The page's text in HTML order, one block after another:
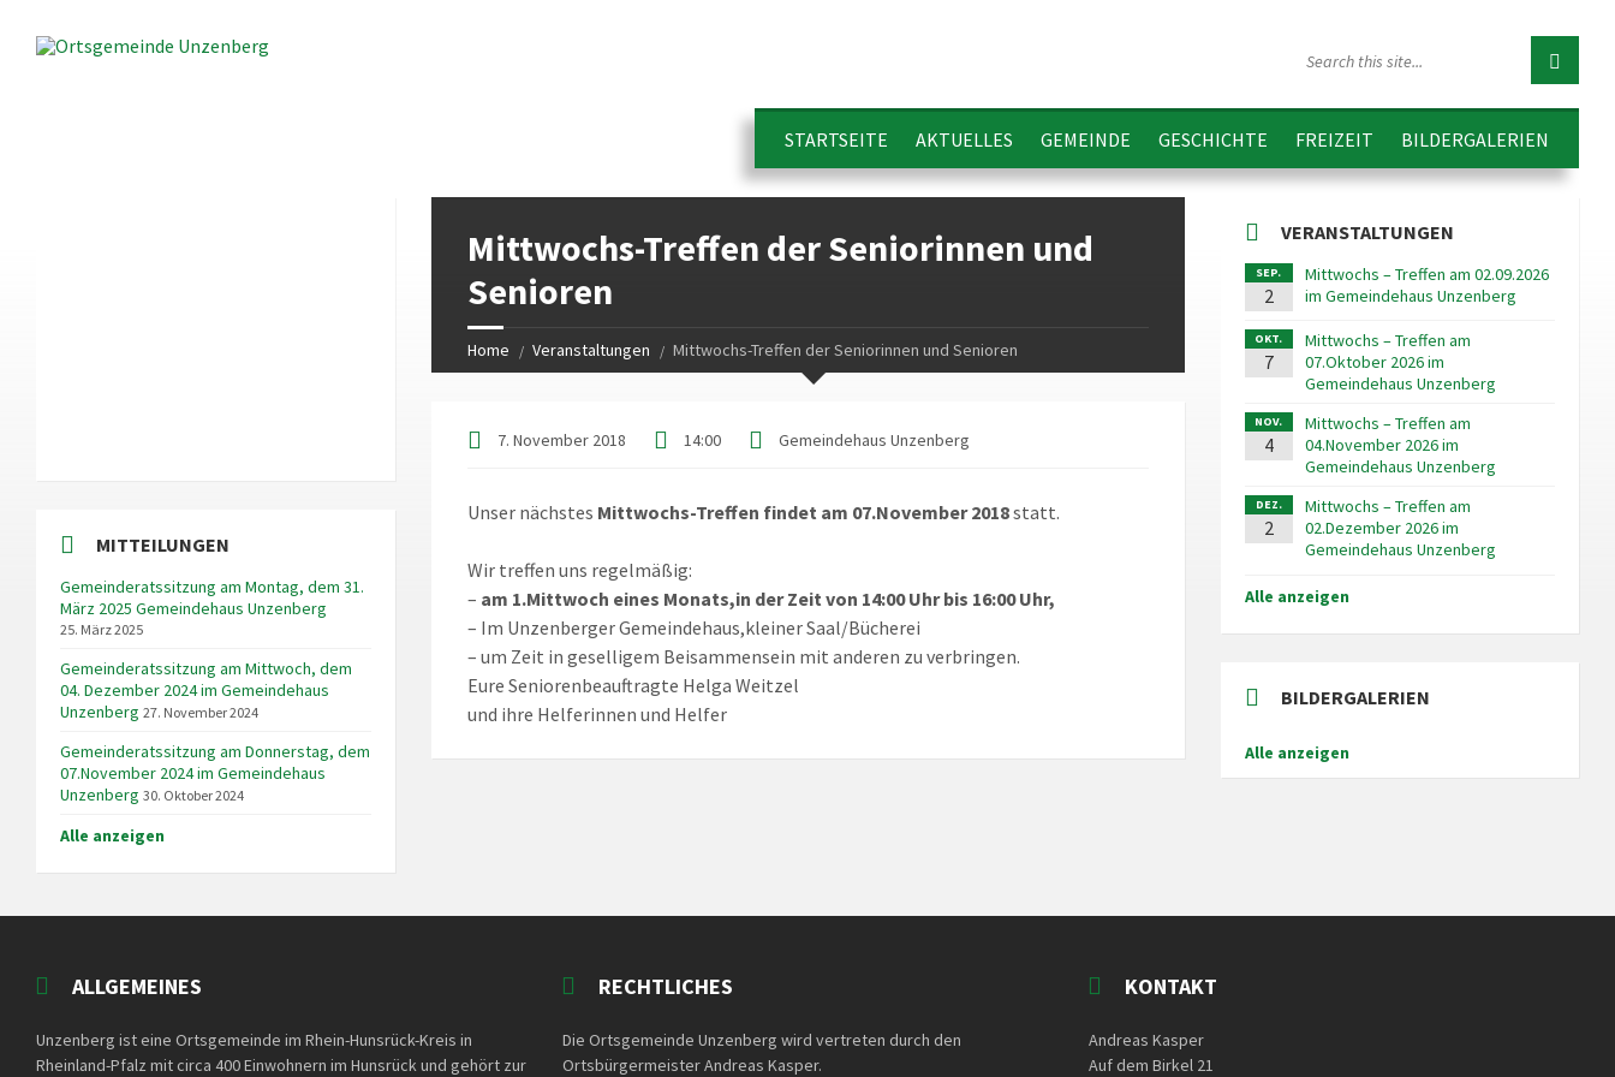
STARTSEITE AKTUELLES GEMEINDE GESCHICHTE FREIZEIT BILDERGALERIEN
Mittwochs-Treffen der Seniorinnen und
Senioren
Home Veranstaltungen Mittwochs-Treffen der Seniorinnen und Senioren
7. November 2018 14:00 Gemeindehaus Unzenberg
Unser nächstes Mittwochs-Treffen findet am 07.November 2018statt.
Wir treffen uns regelmäßig:
– am 1.Mittwoch eines Monats,in der Zeit von 14:00 Uhr bis 16:00 Uhr,
– Im Unzenberger Gemeindehaus,kleiner Saal/Bücherei
– um Zeit in geselligem Beisammensein mit anderen zu verbringen.
Eure Seniorenbeauftragte Helga Weitzel
und ihre Helferinnen und Helfer
MITTEILUNGEN
Gemeinderatssitzung am Montag, dem 31.
März 2025 Gemeindehaus Unzenberg
25. März 2025
Gemeinderatssitzung am Mittwoch, dem
04. Dezember 2024 im Gemeindehaus
Unzenberg 27. November 2024
Gemeinderatssitzung am Donnerstag, dem
07.November 2024 im Gemeindehaus
Unzenberg 30. Oktober 2024
Alle anzeigen
VERANSTALTUNGEN
SEP.
2
Mittwochs – Treffen am 02.09.2026
im Gemeindehaus Unzenberg
OKT.
7
Mittwochs – Treffen am
07.Oktober 2026 im
Gemeindehaus Unzenberg
NOV.
4
Mittwochs – Treffen am
04.November 2026 im
Gemeindehaus Unzenberg
DEZ.
2
Mittwochs – Treffen am
02.Dezember 2026 im
Gemeindehaus Unzenberg
Alle anzeigen
BILDERGALERIEN
Alle anzeigen
ALLGEMEINES
Unzenberg ist eine Ortsgemeinde im Rhein-Hunsrück-Kreis in
Rheinland-Pfalz mit circa 400 Einwohnern im Hunsrück und gehört zur
RECHTLICHES
Die Ortsgemeinde Unzenberg wird vertreten durch den
Ortsbürgermeister Andreas Kasper.
KONTAKT
Andreas Kasper
Auf dem Birkel 21